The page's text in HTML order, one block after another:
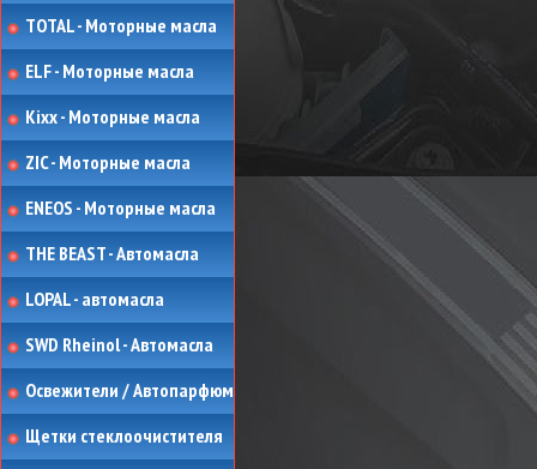
TOTAL - Моторные масла
ELF - Моторные масла
Kixx - Моторные масла
ZIC - Моторные масла
ENEOS - Моторные масла
THE BEAST - Автомасла
LOPAL - автомасла
SWD Rheinol - Автомасла
Освежители / Автопарфюм
Щетки стеклоочистителя